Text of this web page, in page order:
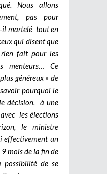
Nous allons
pas pour
il martelé tout en
qui disent que
rien fait pour les
menteurs… Ce
généreux » de
pourquoi le
décision, à une
les élections
le ministre
effectivement un
mois de la fin de
de se